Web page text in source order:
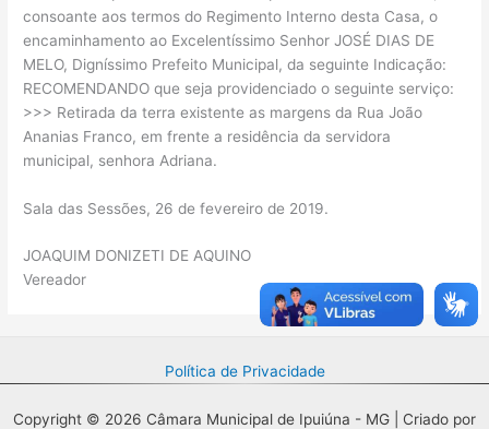
consoante aos termos do Regimento Interno desta Casa, o
encaminhamento ao Excelentíssimo Senhor JOSÉ DIAS DE
MELO, Digníssimo Prefeito Municipal, da seguinte Indicação:
RECOMENDANDO que seja providenciado o seguinte serviço:
>>> Retirada da terra existente as margens da Rua João
Ananias Franco, em frente a residência da servidora
municipal, senhora Adriana.
Sala das Sessões, 26 de fevereiro de 2019.
JOAQUIM DONIZETI DE AQUINO
Vereador
Política de Privacidade
Copyright © 2026 Câmara Municipal de Ipuiúna - MG | Criado por